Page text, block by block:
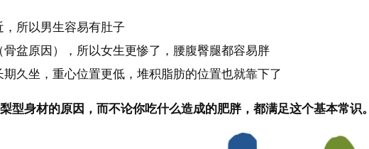
所以男生容易有肚子
盆原因），所以女生更惨了，腰腹臀腿都容易胖
久坐，重心位置更低，堆积脂肪的位置也就靠下了
型身材的原因，而不论你吃什么造成的肥胖，都满足这个基本常识。